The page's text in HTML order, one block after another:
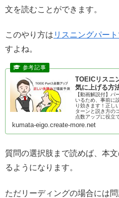
文を読むことができます。
このやり方は リスニングパー
すよね。
TOEICリスニ
気に上げる方
【動画解説付】パ
いるため、事前に
り効きます！正し
ターンと説き方の
点数アップに役立
kumata-eigo.create-more.net
質問の選択肢まで読めば、本
るようになります。
ただリーディングの場合には